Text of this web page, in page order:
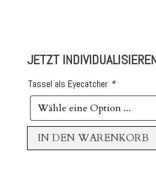
JETZT
Tassel als Eyecatcher *
IN DEN WARENKORB